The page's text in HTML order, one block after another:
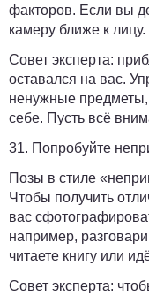
факторов. Если вы
камеру ближе к лицу.
Совет эксперта:
оставался на вас.
ненужные предметы,
себе. Пусть всё
31. Попробуйте
Позы в стиле
Чтобы получить
вас
например,
читаете книгу или
Совет эксперта: